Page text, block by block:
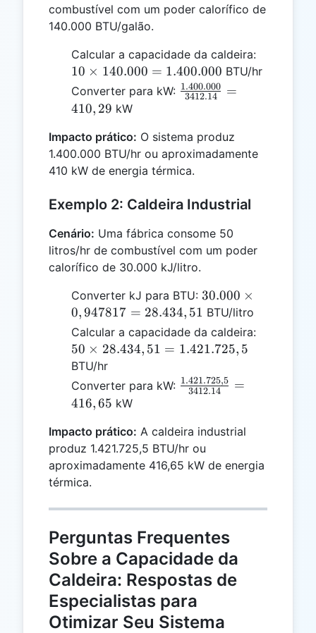
combustível com um poder calorífico de
140.000 BTU/galão.
Calcular a capacidade da caldeira:
140.000
10 × 140.000 = 1.400.000 BTU/hr
Converter para kW: \frac{1.400.000}
3412.14
1.400.000 =
410, 29 kW
Impacto prático: O sistema produz
1.400.000 BTU/hr ou aproximadamente
410 kW de energia térmica.
Exemplo 2: Caldeira Industrial
Cenário: Uma fábrica consome 50
litros/hr de combustível com um poder
calorífico de 30.000 kJ/litro.
Converter kJ para BTU: 30.000
\times
0,947817
=
28.434,51
30.000 ×
0,947817 = 28.434, 51 BTU/litro
Calcular a capacidade da caldeira:
50 × 28.434, 51 = 1.421.725, 5
BTU/hr
Converter para kW: \frac{1.421.725,5}
3412.14
1.421.725,5 =
416,65 kW
Impacto prático: A caldeira industrial
produz 1.421.725,5 BTU/hr ou
aproximadamente 416,65 kW de energia
térmica.
Perguntas Frequentes
Sobre a Capacidade da
Caldeira: Respostas de
Especialistas para
Otimizar Seu Sistema